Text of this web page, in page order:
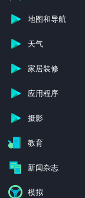
地图和导航
天气
家居装修
应用程序
摄影
教育
新闻杂志
模拟